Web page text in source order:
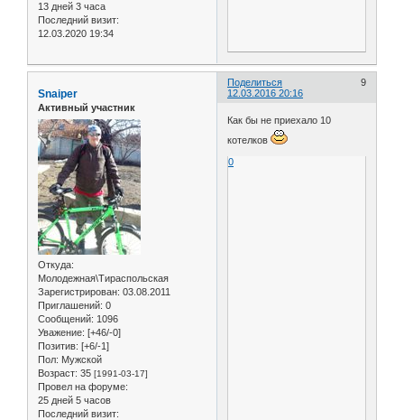
13 дней 3 часа
Последний визит:
12.03.2020 19:34
Поделиться
9
12.03.2016 20:16
Snaiper
Активный участник
Откуда:
Молодежная\Тираспольская
Зарегистрирован: 03.08.2011
Приглашений: 0
Сообщений: 1096
Уважение: [+46/-0]
Позитив: [+6/-1]
Пол: Мужской
Возраст: 35 [1991-03-17]
Провел на форуме:
25 дней 5 часов
Последний визит:
Как бы не приехало 10
котелков
0